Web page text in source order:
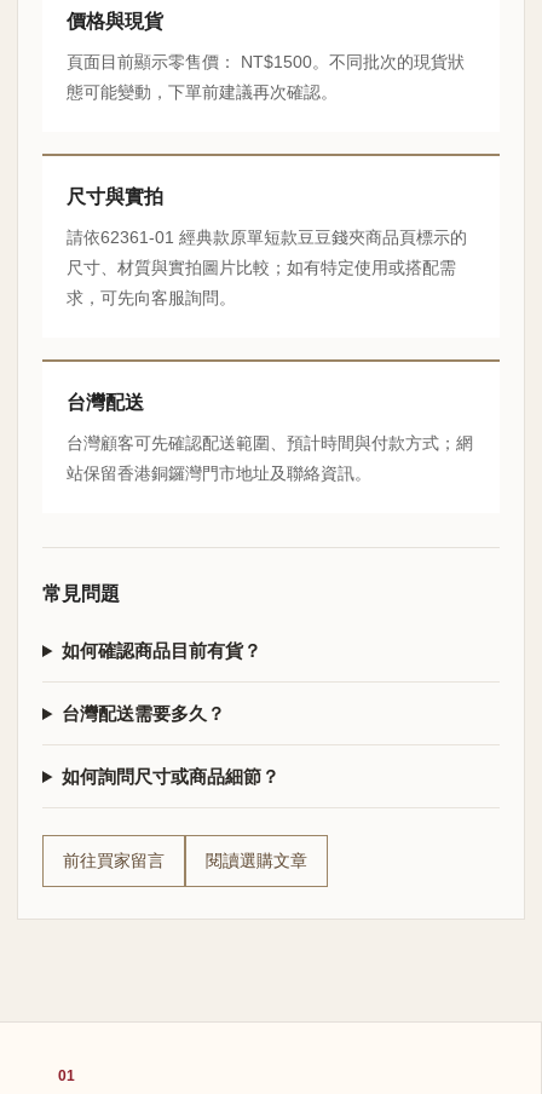
價格與現貨
頁面目前顯示零售價： NT$1500。不同批次的現貨狀
態可能變動，下單前建議再次確認。
尺寸與實拍
請依62361-01 經典款原單短款豆豆錢夾商品頁標示的
尺寸、材質與實拍圖片比較；如有特定使用或搭配需
求，可先向客服詢問。
台灣配送
台灣顧客可先確認配送範圍、預計時間與付款方式；網
站保留香港銅鑼灣門市地址及聯絡資訊。
常見問題
如何確認商品目前有貨？
台灣配送需要多久？
如何詢問尺寸或商品細節？
前往買家留言 閱讀選購文章
01